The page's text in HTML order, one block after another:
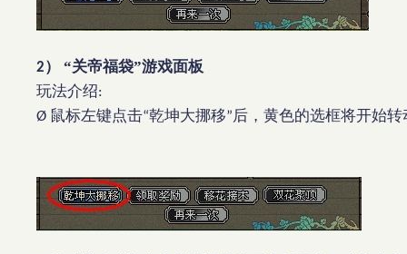
2）
“关帝福袋”游戏面板
玩法介绍:
Ø 鼠标左键点击“乾坤大挪移”后，黄色的选框将开始转